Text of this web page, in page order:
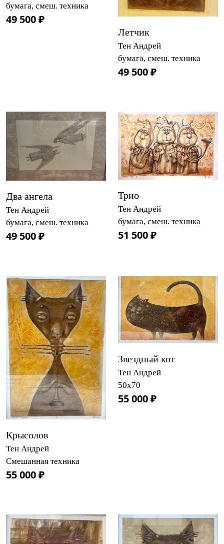
бумага, смеш. техника
49 500 ₽
Летчик
Тен Андрей
бумага, смеш. техника
49 500 ₽
Два ангела
Тен Андрей
бумага, смеш. техника
49 500 ₽
Трио
Тен Андрей
бумага, смеш. техника
51 500 ₽
Крысолов
Тен Андрей
Смешанная техника
55 000 ₽
Звездный кот
Тен Андрей
50х70
55 000 ₽